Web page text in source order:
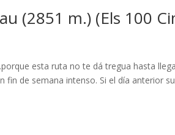
(2851 m.) (Els 100
esta ruta no te dá tregua hasta
fin de semana intenso. Si el día anterior